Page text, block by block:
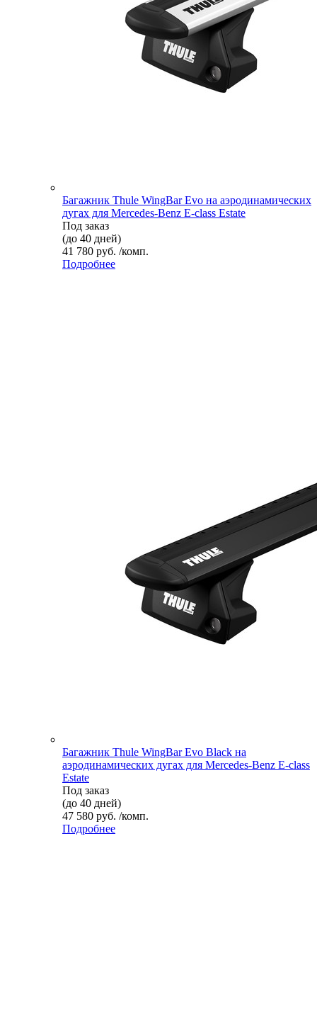
Багажник Thule WingBar Evo на аэродинамических
дугах для Mercedes-Benz E-class Estate
Под заказ
(до 40 дней)
41 780 руб. /комп.
Подробнее
Багажник Thule WingBar Evo Black на
аэродинамических дугах для Mercedes-Benz E-class
Estate
Под заказ
(до 40 дней)
47 580 руб. /комп.
Подробнее